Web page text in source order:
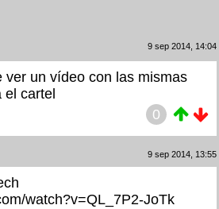
9 sep 2014, 14:04
ver un vídeo con las mismas
cartel
0
9 sep 2014, 13:55
watch?v=QL_7P2-JoTk